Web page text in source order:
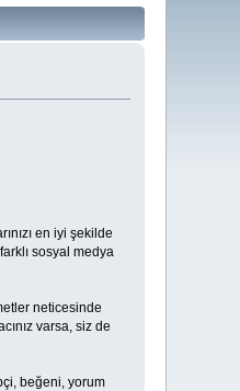
en iyi şekilde
sosyal medya
neticesinde
varsa, siz de
beğeni, yorum